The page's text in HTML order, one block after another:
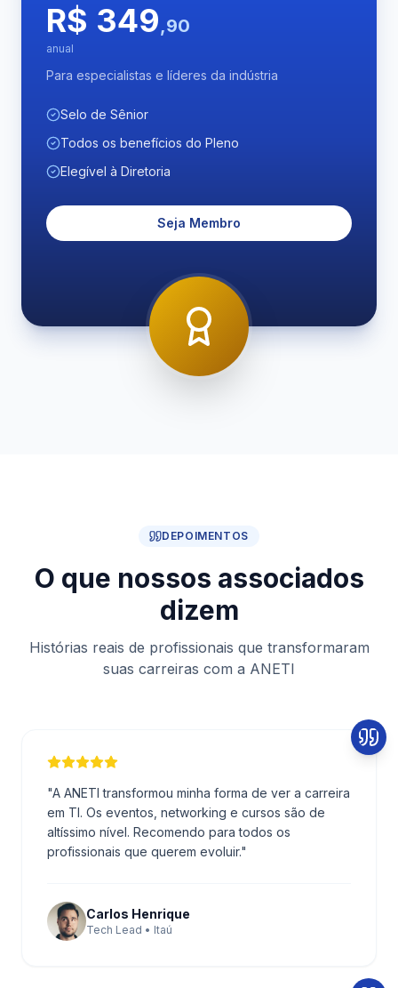
R$ 349,90
anual
Para especialistas e líderes da indústria
Selo de Sênior
Todos os benefícios do Pleno
Elegível à Diretoria
Seja Membro
DEPOIMENTOS
O que nossos associados
dizem
Histórias reais de profissionais que transformaram
suas carreiras com a ANETI
"A ANETI transformou minha forma de ver a carreira
em TI. Os eventos, networking e cursos são de
altíssimo nível. Recomendo para todos os
profissionais que querem evoluir."
Carlos Henrique
Tech Lead • Itaú